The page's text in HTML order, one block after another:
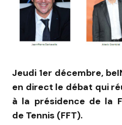
Jeudi 1er décembre,
en direct le débat qui
à la présidence de la
de Tennis (FFT).